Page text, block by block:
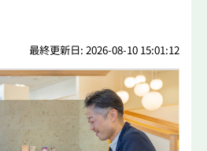
最終更新日: 2026-08-10 15:01:12